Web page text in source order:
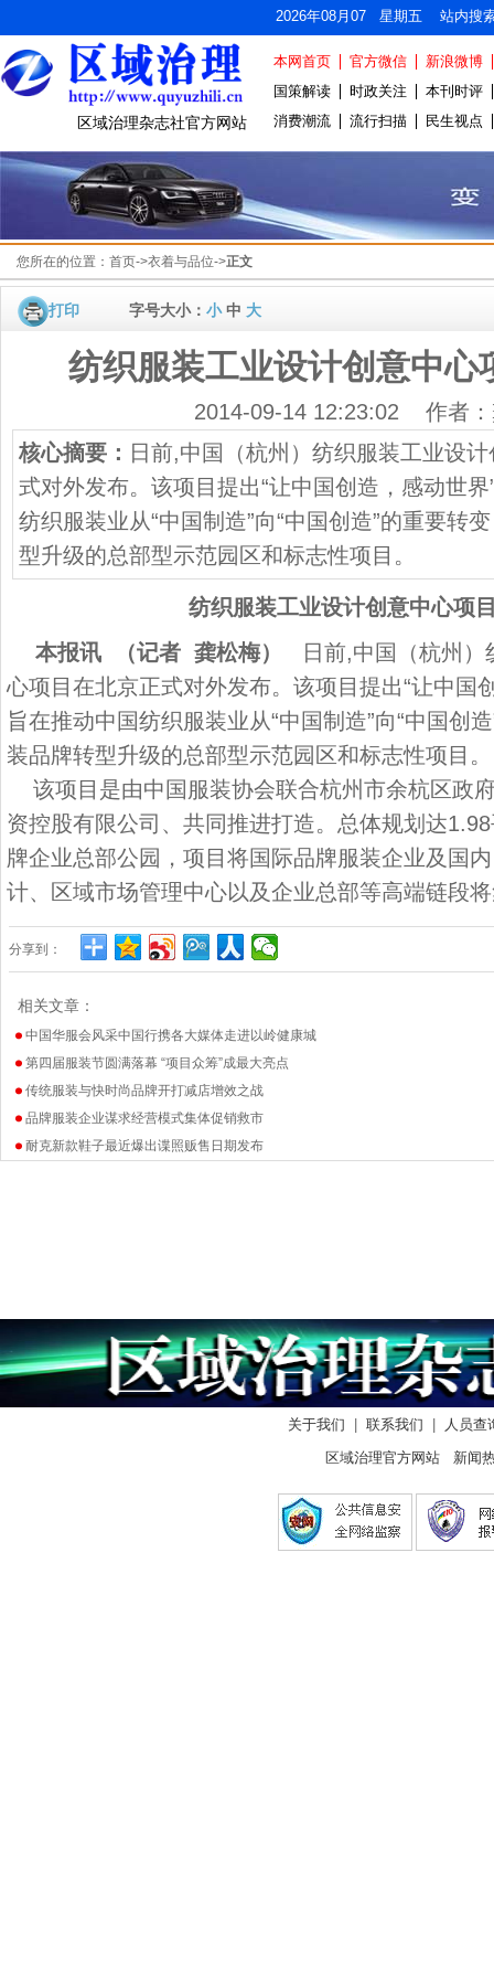
2026年08月07 星期五 站内搜
区域治理杂志社官方网站
本网首页 官方微信
新浪微博
国策解读
时政关注
本刊时评
消费潮流
流行扫描 民生视点
您所在的位置： 首页->衣着与品位->正文
打印 字号大小： 小中 大
纺织服装工业设计创意中心
2014-09-14 12:23:02 作者：
核心摘要： 日前,中国（杭州）纺织服装工业设
式对外发布。该项目提出“让中国创造，感动世
纺织服装业从“中国制造”向“中国创造”的重要转
型升级的总部型示范园区和标志性项目。
纺织服装工业设计创意中心项
本报讯 （记者 龚松梅）
日前,中国（杭州）
心项目在北京正式对外发布。该项目提出“让中国
旨在推动中国纺织服装业从“中国制造”向“中国创
装品牌转型升级的总部型示范园区和标志性项目。
该项目是由中国服装协会联合杭州市余杭区政
资控股有限公司、共同推进打造。总体规划达
牌企业总部公园，项目将国际品牌服装企业及国
计、区域市场管理中心以及企业总部等高端链段
分享到：
相关文章：
中国华服会风采中国行携各大媒体走进以岭健康城
第四届服装节圆满落幕 “项目众筹”成最大亮点
传统服装与快时尚品牌开打减店增效之战
品牌服装企业谋求经营模式集体促销救市
耐克新款鞋子最近爆出谍照贩售日期发布
关于我们 联系我们
人员查
区域治理官方网站 新闻